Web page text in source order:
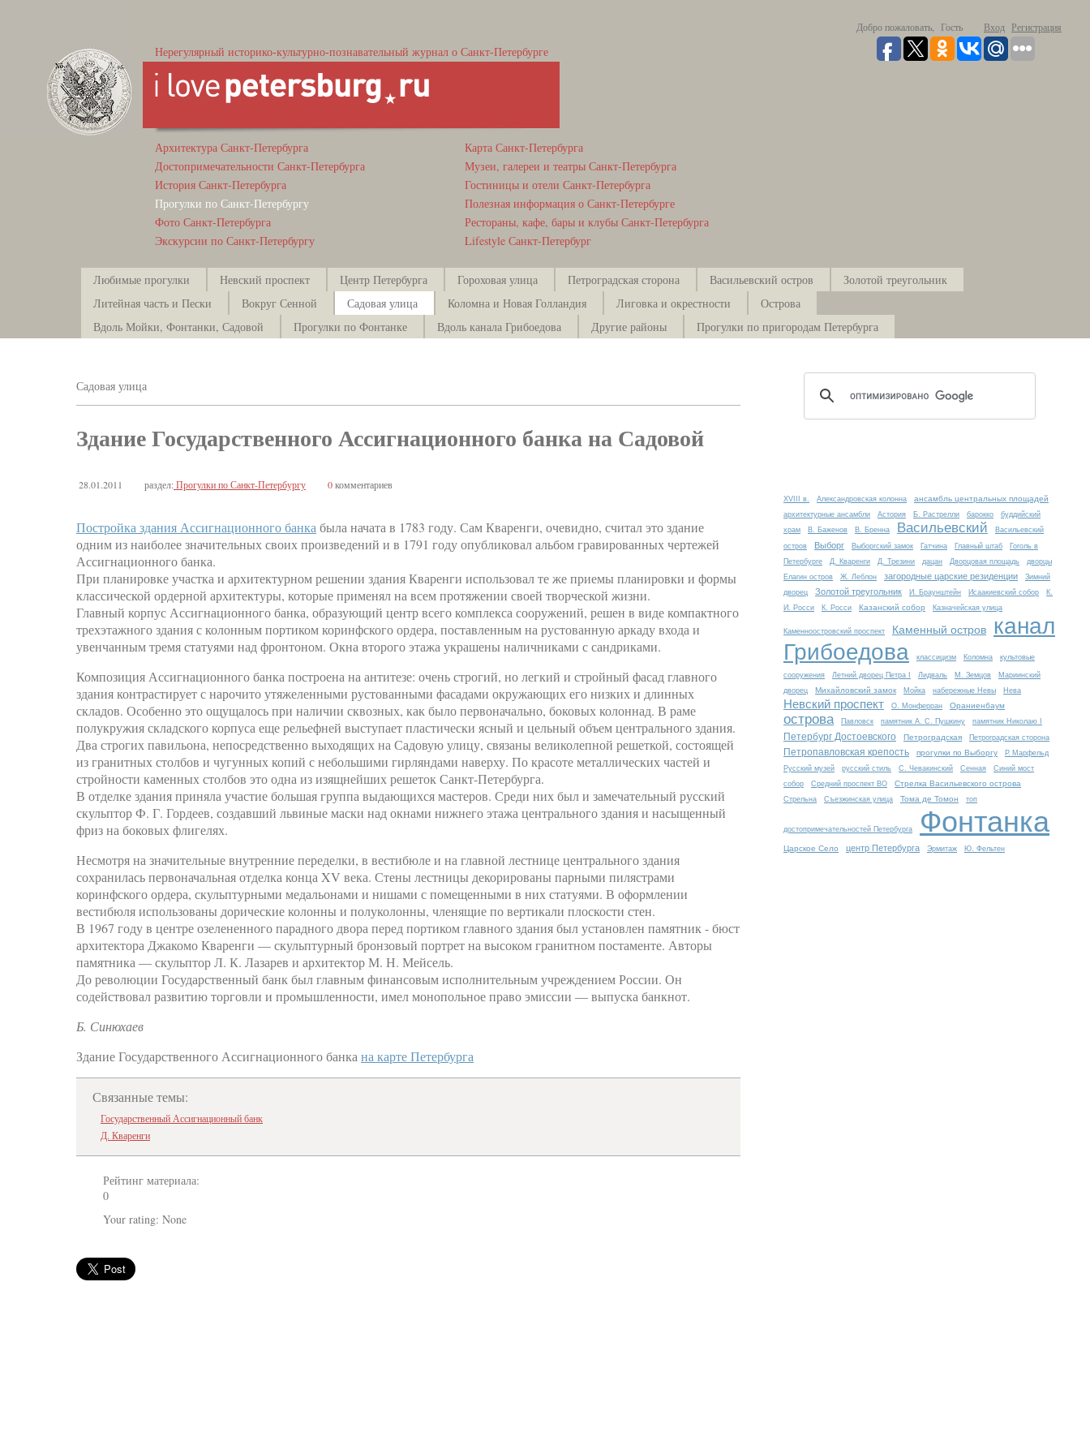
Добро пожаловать, Гость Вход Регистрация
Нерегулярный историко-культурно-познавательный журнал о Санкт-Петербурге
Архитектура Санкт-Петербурга
Достопримечательности Санкт-Петербурга
История Санкт-Петербурга
Прогулки по Санкт-Петербургу
Фото Санкт-Петербурга
Экскурсии по Санкт-Петербургу
Карта Санкт-Петербурга
Музеи, галереи и театры Санкт-Петербурга
Гостиницы и отели Санкт-Петербурга
Полезная информация о Санкт-Петербурге
Рестораны, кафе, бары и клубы Санкт-Петербурга
Lifestyle Санкт-Петербург
Любимые прогулки Невский проспект Центр Петербурга Гороховая улица Петроградская сторона Васильевский остров
Золотой треугольник
Литейная часть и Пески
Вокруг Сенной Садовая улица Коломна и Новая Голландия Лиговка и окрестности
Острова
Вдоль Мойки, Фонтанки, Садовой
Прогулки по Фонтанке Вдоль канала Грибоедова Другие районы Прогулки по пригородам Петербурга
Садовая улица
Здание Государственного Ассигнационного банка на Садовой
28.01.2011 раздел:Прогулки по Санкт-Петербургу 0комментариев
Постройка здания Ассигнационного банка была начата в 1783 году. Сам Кваренги, очевидно, считал это здание
одним из наиболее значительных своих произведений и в 1791 году опубликовал альбом гравированных чертежей
Ассигнационного банка.
При планировке участка и архитектурном решении здания Кваренги использовал те же приемы планировки и формы
классической ордерной архитектуры, которые применял на всем протяжении своей творческой жизни.
Главный корпус Ассигнационного банка, образующий центр всего комплекса сооружений, решен в виде компактного
трехэтажного здания с колонным портиком коринфского ордера, поставленным на рустованную аркаду входа и
увенчанным тремя статуями над фронтоном. Окна второго этажа украшены наличниками с сандриками.
Композиция Ассигнационного банка построена на антитезе: очень строгий, но легкий и стройный фасад главного
здания контрастирует с нарочито утяжеленными рустованными фасадами окружающих его низких и длинных
складов. Особенно это ощущалось при наличии сквозных, как было первоначально, боковых колоннад. В раме
полукружия складского корпуса еще рельефней выступает пластически ясный и цельный объем центрального здания.
Два строгих павильона, непосредственно выходящих на Садовую улицу, связаны великолепной решеткой, состоящей
из гранитных столбов и чугунных копий с небольшими гирляндами наверху. По красоте металлических частей и
стройности каменных столбов это одна из изящнейших решеток Санкт-Петербурга.
В отделке здания приняла участие большая группа выдающихся мастеров. Среди них был и замечательный русский
скульптор Ф. Г. Гордеев, создавший львиные маски над окнами нижнего этажа центрального здания и насыщенный
фриз на боковых флигелях.
Несмотря на значительные внутренние переделки, в вестибюле и на главной лестнице центрального здания
сохранилась первоначальная отделка конца XV века. Стены лестницы декорированы парными пилястрами
коринфского ордера, скульптурными медальонами и нишами с помещенными в них статуями. В оформлении
вестибюля использованы дорические колонны и полуколонны, членящие по вертикали плоскости стен.
В 1967 году в центре озелененного парадного двора перед портиком главного здания был установлен памятник - бюст
архитектора Джакомо Кваренги — скульптурный бронзовый портрет на высоком гранитном постаменте. Авторы
памятника — скульптор Л. К. Лазарев и архитектор М. Н. Мейсель.
До революции Государственный банк был главным финансовым исполнительным учреждением России. Он
содействовал развитию торговли и промышленности, имел монопольное право эмиссии — выпуска банкнот.
Б. Синюхаев
Здание Государственного Ассигнационного банка на карте Петербурга
Связанные темы:
Государственный Ассигнационный банк
Д. Кваренги
Рейтинг материала:
0
Your rating: None
XVIII в. Александровская колонна ансамбль центральных площадей
архитектурные ансамбли Астория Б. Растрелли барокко
буддийский
храм
В. Баженов В. Бренна Васильевский
Васильевский
остров
Выборг Выборгский замок Гатчина Главный штаб
Гоголь в
Петербурге
Д. Кваренги Д. Трезини дацан Дворцовая площадь
дворцы
Елагин остров
Ж. Леблон загородные царские резиденции
Зимний
дворец
Золотой треугольник И. Браунштейн Исаакиевский собор
К.
И. Росси
К. Росси Казанский собор Казначейская улица
Каменноостровский проспект Каменный остров
канал
Грибоедова
классицизм Коломна культовые
сооружения Летний дворец Петра I Лидваль М. Земцов
Мариинский
дворец
Михайловский замок Мойка набережные Невы Нева
Невский проспект О. Монферран Ораниенбаум
острова Павловск памятник А. С. Пушкину памятник Николаю I
Петербург Достоевского Петроградская Петроградская сторона
Петропавловская крепость прогулки по Выборгу
Р. Марфельд
Русский музей
русский стиль С. Чевакинский Сенная
Синий мост
собор
Средний проспект ВО Стрелка Васильевского острова
Стрельна Съезжинская улица Тома де Томон топ
достопримечательностей Петербурга Фонтанка
Царское Село центр Петербурга Эрмитаж Ю. Фельтен